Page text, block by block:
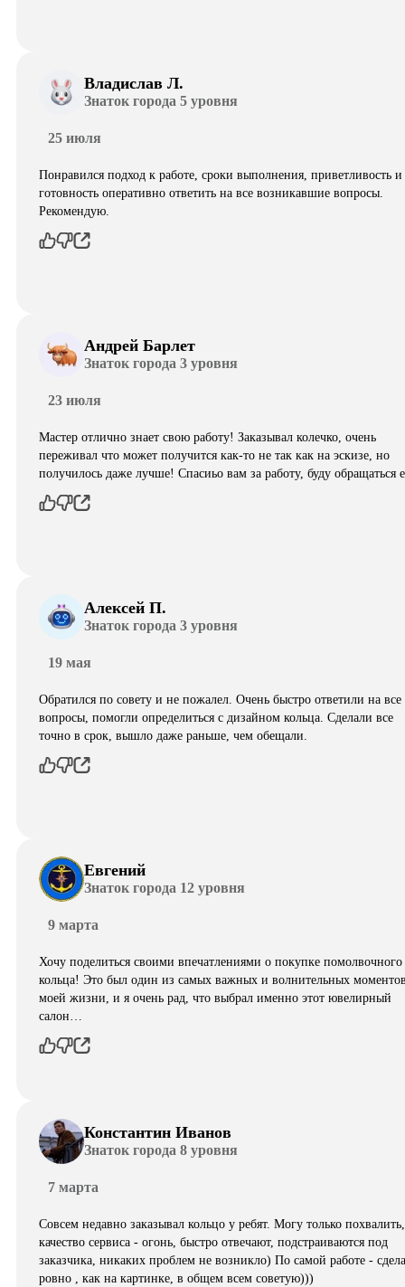
Владислав Л.
Знаток города 5 уровня
25 июля
Понравился подход к работе, сроки выполнения, приветливость и
готовность оперативно ответить на все возникавшие вопросы.
Рекомендую.
Андрей Барлет
Знаток города 3 уровня
23 июля
Мастер отлично знает свою работу! Заказывал колечко, очень
переживал что может получится как-то не так как на эскизе, но
получилось даже лучше! Спасиьо вам за работу, буду обращаться
Алексей П.
Знаток города 3 уровня
19 мая
Обратился по совету и не пожалел. Очень быстро ответили на все
вопросы, помогли определиться с дизайном кольца. Сделали все
точно в срок, вышло даже раньше, чем обещали.
Евгений
Знаток города 12 уровня
9 марта
Хочу поделиться своими впечатлениями о покупке помолвочного
кольца! Это был один из самых важных и волнительных
моей жизни, и я очень рад, что выбрал именно этот ювелирный
салон…
Константин Иванов
Знаток города 8 уровня
7 марта
Совсем недавно заказывал кольцо у ребят. Могу только похвалить,
качество сервиса - огонь, быстро отвечают, подстраиваются под
заказчика, никаких проблем не возникло) По самой работе -
ровно , как на картинке, в общем всем советую)))